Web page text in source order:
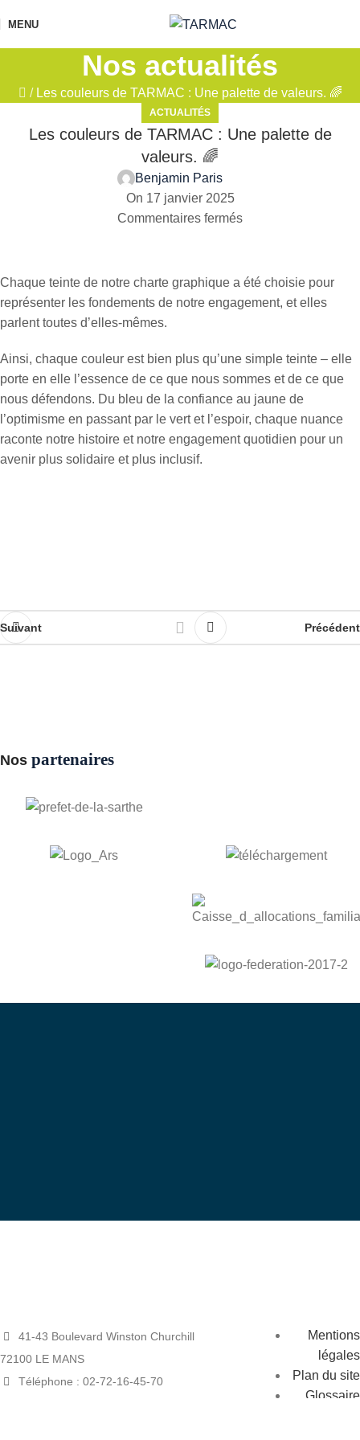
MENU
Nos actualités
/ Les couleurs de TARMAC : Une palette de valeurs. 🌈
ACTUALITÉS
Les couleurs de TARMAC : Une palette de
valeurs. 🌈
Benjamin Paris
On 17 janvier 2025
Commentaires fermés
Chaque teinte de notre charte graphique a été choisie pour
représenter les fondements de notre engagement, et elles
parlent toutes d’elles-mêmes.
Ainsi, chaque couleur est bien plus qu’une simple teinte – elle
porte en elle l’essence de ce que nous sommes et de ce que
nous défendons. Du bleu de la confiance au jaune de
l’optimisme en passant par le vert et l’espoir, chaque nuance
raconte notre histoire et notre engagement quotidien pour un
avenir plus solidaire et plus inclusif.
Suivant Précédent
Nos partenaires
41-43 Boulevard Winston Churchill
72100 LE MANS
Téléphone : 02-72-16-45-70
Mentions
légales
Plan du site
Glossaire